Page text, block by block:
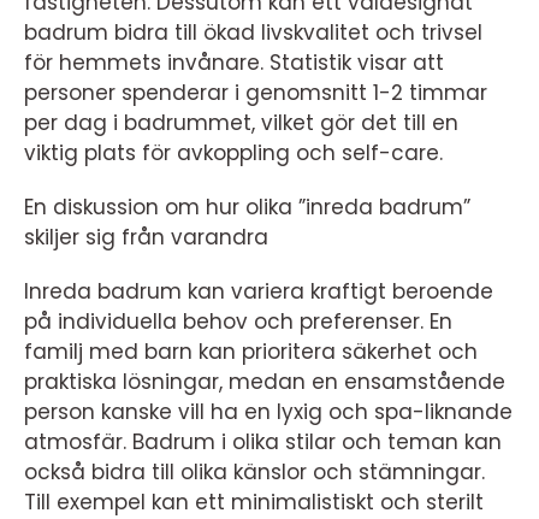
badrum bidra till ökad livskvalitet och trivsel
för hemmets invånare. Statistik visar att
personer spenderar i genomsnitt 1-2 timmar
per dag i badrummet, vilket gör det till en
viktig plats för avkoppling och self-care.
En diskussion om hur olika ”inreda badrum”
skiljer sig från varandra
Inreda badrum kan variera kraftigt beroende
på individuella behov och preferenser. En
familj med barn kan prioritera säkerhet och
praktiska lösningar, medan en ensamstående
person kanske vill ha en lyxig och spa-liknande
atmosfär. Badrum i olika stilar och teman kan
också bidra till olika känslor och stämningar.
Till exempel kan ett minimalistiskt och sterilt